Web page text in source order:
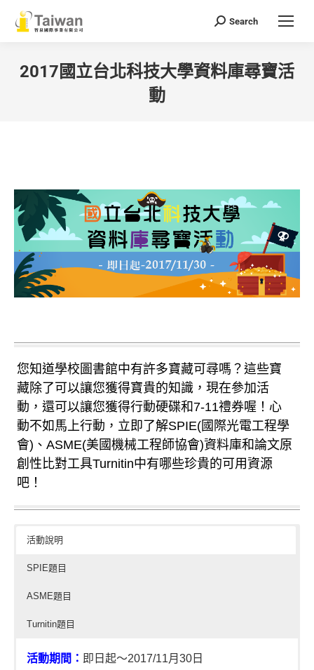
Search:
Search
2017國立台北科技大學資料庫尋寶活
動
您知道學校圖書館中有許多寶藏可尋嗎？這些寶
藏除了可以讓您獲得寶貴的知識，現在參加活
動，還可以讓您獲得行動硬碟和7-11禮券喔！心
動不如馬上行動，立即了解SPIE(國際光電工程學
會)、ASME(美國機械工程師協會)資料庫和論文原
創性比對工具Turnitin中有哪些珍貴的可用資源
吧！
活動說明
SPIE題目
ASME題目
Turnitin題目
活動期間： 即日起～2017/11月30日